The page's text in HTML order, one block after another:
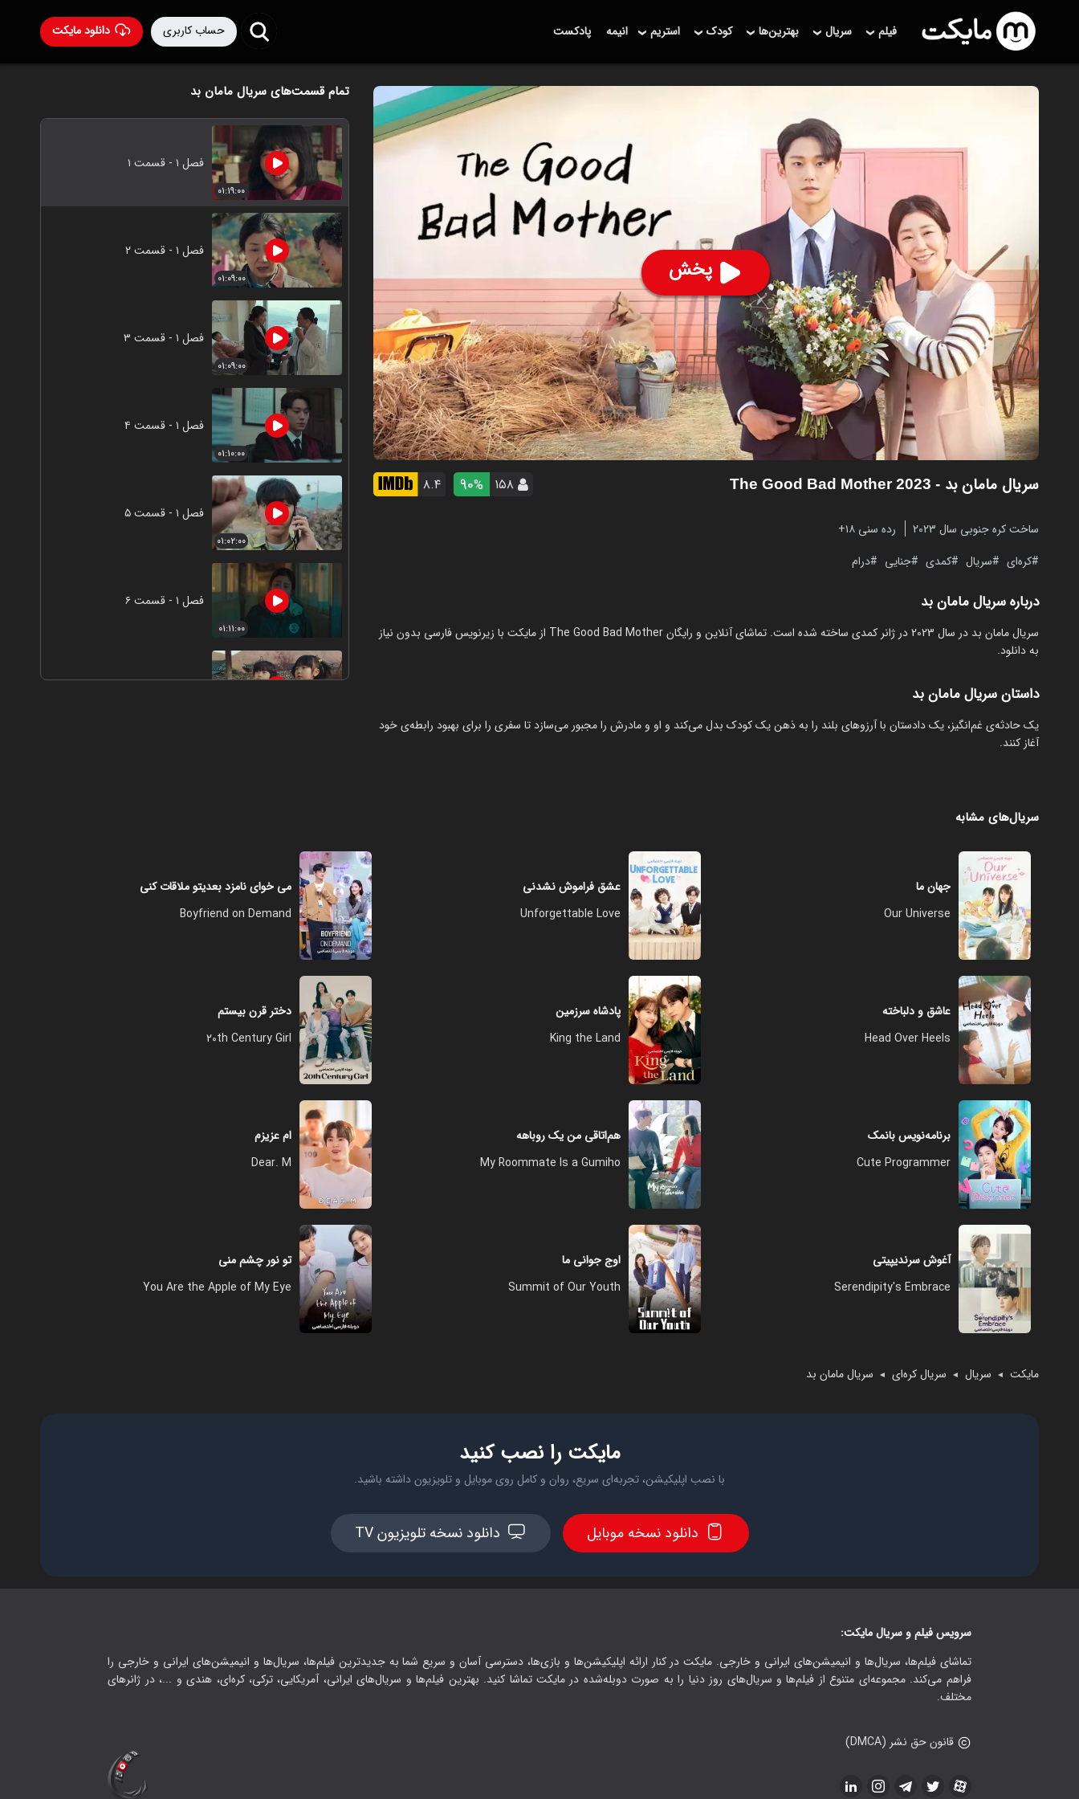
دانلود مایکت حساب کاربری فیلم سریال بهترین‌ها کودک استریم انیمه پادکست
پخش
سریال مامان بد - The Good Bad Mother 2023 ۱۵۸ 90% ۸.۴
ساخت کره جنوبی سال 2023
رده سنی ۱۸+
کره‌ای
سریال کمدی جنایی درام
درباره سریال مامان بد
سریال مامان بد در سال 2023 در ژانر کمدی ساخته شده است. تماشای آنلاین و رایگان The Good Bad Mother از مایکت با زیرنویس فارسی بدون نیاز
به دانلود.
داستان سریال مامان بد
یک حادثه‌ی غم‌انگیز، یک دادستان با آرزوهای بلند را به ذهن یک کودک بدل می‌کند و او و مادرش را مجبور می‌سازد تا سفری را برای بهبود رابطه‌ی خود
آغاز کنند.
تمام قسمت‌های سریال مامان بد
۰۱:۱۹:۰۰
فصل ۱ - قسمت ۱
۰۱:۰۹:۰۰
فصل ۱ - قسمت ۲
۰۱:۰۹:۰۰
فصل ۱ - قسمت ۳
۰۱:۱۰:۰۰
فصل ۱ - قسمت ۴
۰۱:۰۲:۰۰
فصل ۱ - قسمت ۵
۰۱:۱۱:۰۰
فصل ۱ - قسمت ۶
۵۸:۰۰
سریال‌های مشابه
جهان ما
Our Universe
عشق فراموش نشدنی
Unforgettable Love
می خوای نامزد بعدیتو ملاقات کنی
Boyfriend on Demand
عاشق و دلباخته
Head Over Heels
پادشاه سرزمین
King the Land
دختر قرن بیستم
20th Century Girl
برنامه‌نویس بانمک
Cute Programmer
هم‌اتاقی من یک روباهه
My Roommate Is a Gumiho
ام عزیزم
Dear. M
آغوش سرندیپیتی
Serendipity's Embrace
اوج جوانی ما
Summit of Our Youth
تو نور چشم منی
You Are the Apple of My Eye
مایکت ◄ سریال ◄ سریال کره‌ای ◄ سریال مامان بد
مایکت را نصب کنید
با نصب اپلیکیشن، تجربه‌ای سریع، روان و کامل روی موبایل و تلویزیون داشته باشید.
دانلود نسخه موبایل دانلود نسخه تلویزیون TV
سرویس فیلم و سریال مایکت:
تماشای فیلم‌ها، سریال‌ها و انیمیشن‌های ایرانی و خارجی. مایکت در کنار ارائه اپلیکیشن‌ها و بازی‌ها، دسترسی آسان و سریع شما به جدیدترین فیلم‌ها، سریال‌ها و انیمیشن‌های ایرانی و خارجی را
فراهم می‌کند. مجموعه‌ای متنوع از فیلم‌ها و سریال‌های روز دنیا را به صورت دوبله‌شده در مایکت تماشا کنید. بهترین فیلم‌ها و سریال‌های ایرانی، آمریکایی، ترکی، کره‌ای، هندی و ...، در ژانرهای
مختلف.
قانون حق نشر (DMCA)